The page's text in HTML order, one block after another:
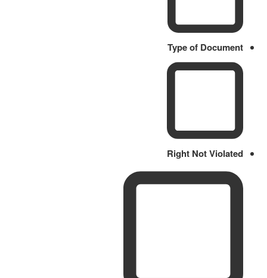
Type of Document
Right Not Violated